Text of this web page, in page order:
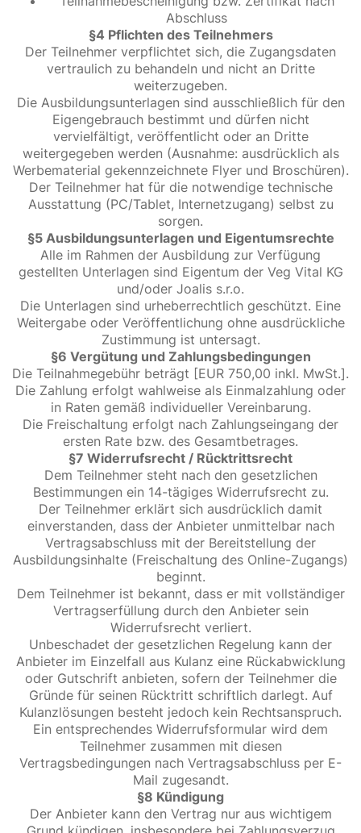
Abschluss
§4 Pflichten des Teilnehmers
Der Teilnehmer verpflichtet sich, die Zugangsdaten
vertraulich zu behandeln und nicht an Dritte
weiterzugeben.
Die Ausbildungsunterlagen sind ausschließlich für den
Eigengebrauch bestimmt und dürfen nicht
vervielfältigt, veröffentlicht oder an Dritte
weitergegeben werden (Ausnahme: ausdrücklich als
Werbematerial gekennzeichnete Flyer und Broschüren).
Der Teilnehmer hat für die notwendige technische
Ausstattung (PC/Tablet, Internetzugang) selbst zu
sorgen.
§5 Ausbildungsunterlagen und Eigentumsrechte
Alle im Rahmen der Ausbildung zur Verfügung
gestellten Unterlagen sind Eigentum der Veg Vital KG
und/oder Joalis s.r.o.
Die Unterlagen sind urheberrechtlich geschützt. Eine
Weitergabe oder Veröffentlichung ohne ausdrückliche
Zustimmung ist untersagt.
§6 Vergütung und Zahlungsbedingungen
Die Teilnahmegebühr beträgt [EUR 750,00 inkl. MwSt.].
Die Zahlung erfolgt wahlweise als Einmalzahlung oder
in Raten gemäß individueller Vereinbarung.
Die Freischaltung erfolgt nach Zahlungseingang der
ersten Rate bzw. des Gesamtbetrages.
§7 Widerrufsrecht / Rücktrittsrecht
Dem Teilnehmer steht nach den gesetzlichen
Bestimmungen ein 14-tägiges Widerrufsrecht zu.
Der Teilnehmer erklärt sich ausdrücklich damit
einverstanden, dass der Anbieter unmittelbar nach
Vertragsabschluss mit der Bereitstellung der
Ausbildungsinhalte (Freischaltung des Online-Zugangs)
beginnt.
Dem Teilnehmer ist bekannt, dass er mit vollständiger
Vertragserfüllung durch den Anbieter sein
Widerrufsrecht verliert.
Unbeschadet der gesetzlichen Regelung kann der
Anbieter im Einzelfall aus Kulanz eine Rückabwicklung
oder Gutschrift anbieten, sofern der Teilnehmer die
Gründe für seinen Rücktritt schriftlich darlegt. Auf
Kulanzlösungen besteht jedoch kein Rechtsanspruch.
Ein entsprechendes Widerrufsformular wird dem
Teilnehmer zusammen mit diesen
Vertragsbedingungen nach Vertragsabschluss per E-
Mail zugesandt.
§8 Kündigung
Der Anbieter kann den Vertrag nur aus wichtigem